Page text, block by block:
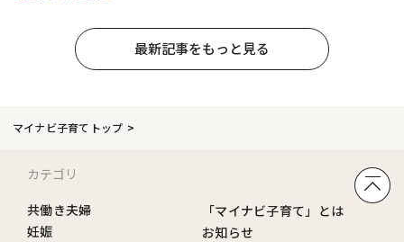
最新記事をもっと見る
マイナビ子育てトップ
カテゴリ
共働き夫婦
妊娠
「マイナビ子育て」とは
お知らせ